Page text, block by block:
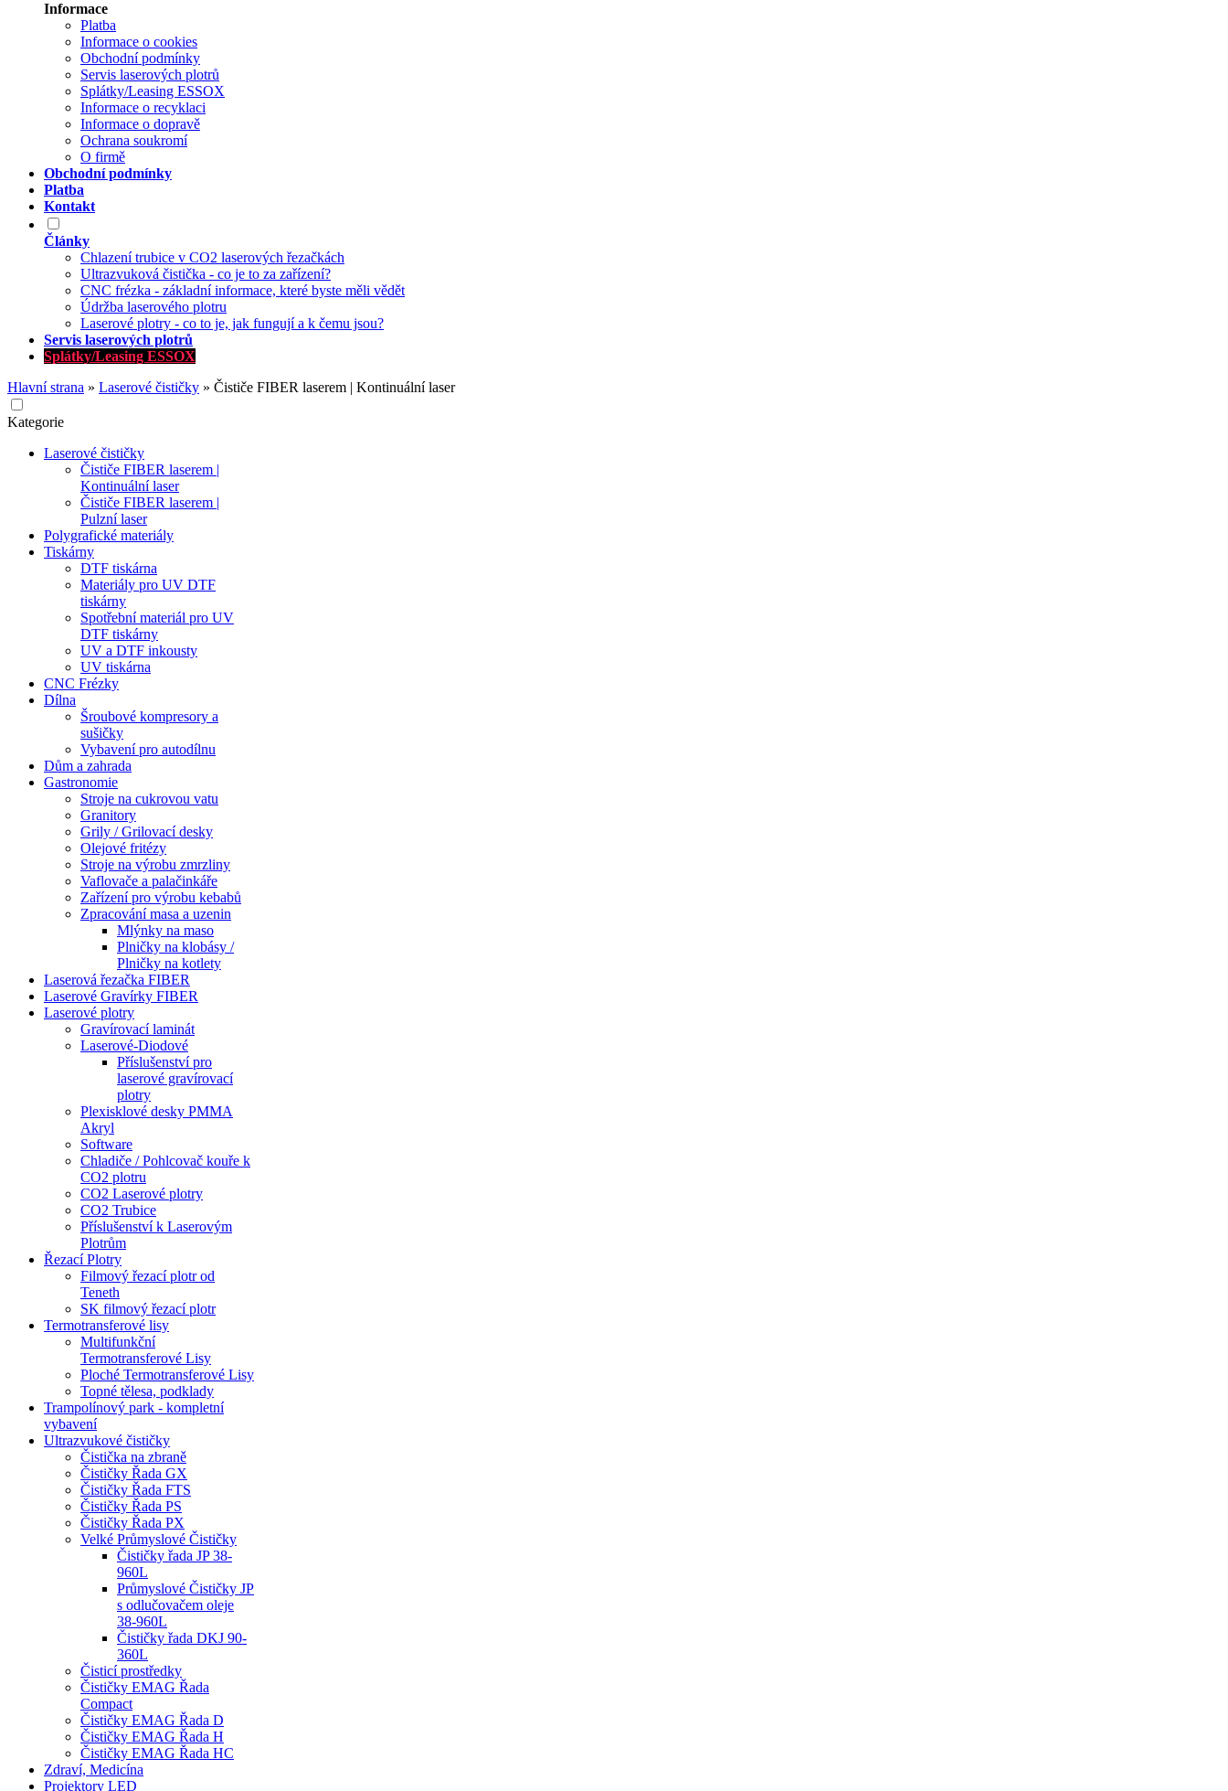
Informace
Platba
Informace o cookies
Obchodní podmínky
Servis laserových plotrů
Splátky/Leasing ESSOX
Informace o recyklaci
Informace o dopravě
Ochrana soukromí
O firmě
Obchodní podmínky
Platba
Kontakt
Články
Chlazení trubice v CO2 laserových řezačkách
Ultrazvuková čistička - co je to za zařízení?
CNC frézka - základní informace, které byste měli vědět
Údržba laserového plotru
Laserové plotry - co to je, jak fungují a k čemu jsou?
Servis laserových plotrů
Splátky/Leasing ESSOX
Hlavní strana » Laserové čističky » Čističe FIBER laserem | Kontinuální laser
Kategorie
Laserové čističky
Čističe FIBER laserem |
Kontinuální laser
Čističe FIBER laserem |
Pulzní laser
Polygrafické materiály
Tiskárny
DTF tiskárna
Materiály pro UV DTF
tiskárny
Spotřební materiál pro UV
DTF tiskárny
UV a DTF inkousty
UV tiskárna
CNC Frézky
Dílna
Šroubové kompresory a
sušičky
Vybavení pro autodílnu
Dům a zahrada
Gastronomie
Stroje na cukrovou vatu
Granitory
Grily / Grilovací desky
Olejové fritézy
Stroje na výrobu zmrzliny
Vaflovače a palačinkáře
Zařízení pro výrobu kebabů
Zpracování masa a uzenin
Mlýnky na maso
Plničky na klobásy /
Plničky na kotlety
Laserová řezačka FIBER
Laserové Gravírky FIBER
Laserové plotry
Gravírovací laminát
Laserové-Diodové
Příslušenství pro
laserové gravírovací
plotry
Plexisklové desky PMMA
Akryl
Software
Chladiče / Pohlcovač kouře k
CO2 plotru
CO2 Laserové plotry
CO2 Trubice
Příslušenství k Laserovým
Plotrům
Řezací Plotry
Filmový řezací plotr od
Teneth
SK filmový řezací plotr
Termotransferové lisy
Multifunkční
Termotransferové Lisy
Ploché Termotransferové Lisy
Topné tělesa, podklady
Trampolínový park - kompletní
vybavení
Ultrazvukové čističky
Čistička na zbraně
Čističky Řada GX
Čističky Řada FTS
Čističky Řada PS
Čističky Řada PX
Velké Průmyslové Čističky
Čističky řada JP 38-
960L
Průmyslové Čističky JP
s odlučovačem oleje
38-960L
Čističky řada DKJ 90-
360L
Čisticí prostředky
Čističky EMAG Řada
Compact
Čističky EMAG Řada D
Čističky EMAG Řada H
Čističky EMAG Řada HC
Zdraví, Medicína
Projektory LED